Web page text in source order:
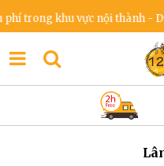
khu vực nội thành - Dịch